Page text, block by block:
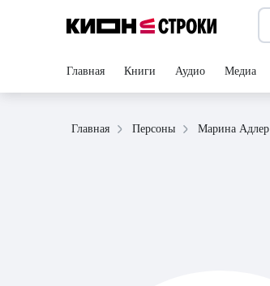
Главная Книги Аудио Медиа
Главная Персоны Марина Адлер